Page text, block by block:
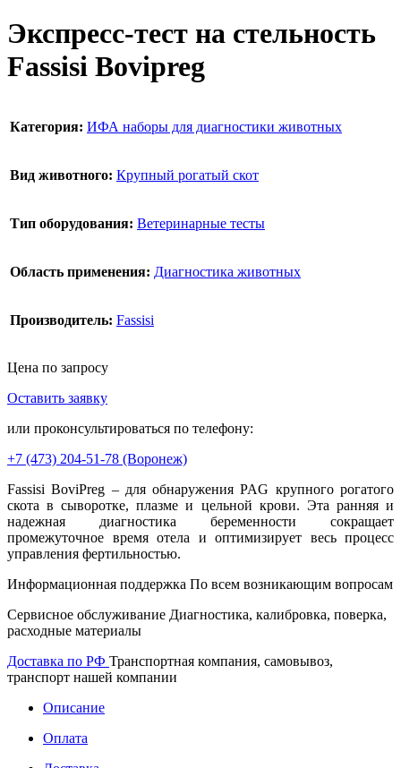
Экспресс-тест на стельность
Fassisi Bovipreg
Категория: ИФА наборы для диагностики животных
Вид животного: Крупный рогатый скот
Тип оборудования: Ветеринарные тесты
Область применения: Диагностика животных
Производитель: Fassisi
Цена по запросу
Оставить заявку
или проконсультироваться по телефону:
+7 (473) 204-51-78 (Воронеж)
Fassisi BoviPreg – для обнаружения PAG крупного рогатого
скота в сыворотке, плазме и цельной крови. Эта ранняя и
надежная диагностика беременности сокращает
промежуточное время отела и оптимизирует весь процесс
управления фертильностью.
Информационная поддержка По всем возникающим вопросам
Сервисное обслуживание Диагностика, калибровка, поверка,
расходные материалы
Доставка по РФ Транспортная компания, самовывоз,
транспорт нашей компании
Описание
Оплата